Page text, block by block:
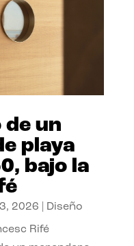
de un
playa
bajo la
2026 Diseño
Rifé